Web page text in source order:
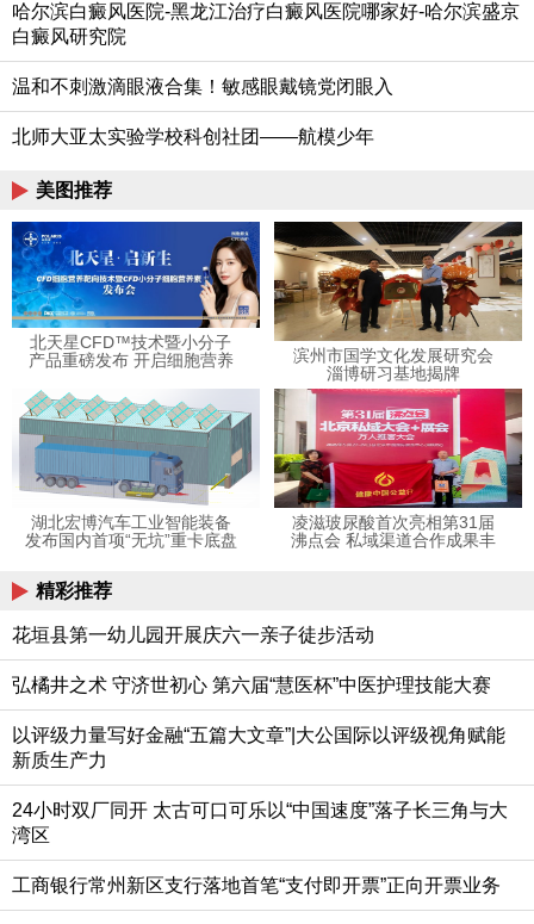
哈尔滨白癜风医院-黑龙江治疗白癜风医院哪家好-哈尔滨盛京
白癜风研究院
温和不刺激滴眼液合集！敏感眼戴镜党闭眼入
北师大亚太实验学校科创社团——航模少年
美图推荐
北天星CFD™技术暨小分子
产品重磅发布 开启细胞营养
滨州市国学文化发展研究会
淄博研习基地揭牌
湖北宏博汽车工业智能装备
发布国内首项“无坑”重卡底盘
凌滋玻尿酸首次亮相第31届
沸点会 私域渠道合作成果丰
精彩推荐
花垣县第一幼儿园开展庆六一亲子徒步活动
弘橘井之术 守济世初心 第六届“慧医杯”中医护理技能大赛
以评级力量写好金融“五篇大文章”|大公国际以评级视角赋能
新质生产力
24小时双厂同开 太古可口可乐以“中国速度”落子长三角与大
湾区
工商银行常州新区支行落地首笔“支付即开票”正向开票业务